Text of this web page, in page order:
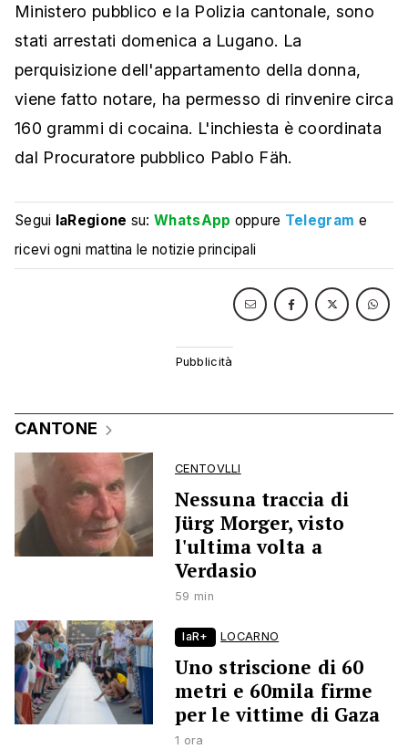
Ministero pubblico e la Polizia cantonale, sono
stati arrestati domenica a Lugano. La
perquisizione dell'appartamento della donna,
viene fatto notare, ha permesso di rinvenire circa
160 grammi di cocaina. L'inchiesta è coordinata
dal Procuratore pubblico Pablo Fäh.
Segui laRegione su:WhatsApp oppure Telegram e
ricevi ogni mattina le notizie principali
CANTONE
CENTOVLLI
Nessuna traccia di
Jürg Morger, visto
l'ultima volta a
Verdasio
59 min
laR+ LOCARNO
Uno striscione di 60
metri e 60mila firme
per le vittime di Gaza
1 ora